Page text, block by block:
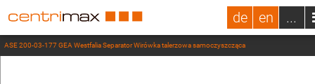
de en ...
ASE 200-03-177 GEA Westfalia Separator Wirówka talerzowa samoczyszcząca